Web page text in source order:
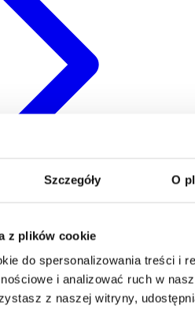
Szczegóły O
z plików cookie
do spersonalizowania treści i
i analizować ruch w
z naszej witryny,